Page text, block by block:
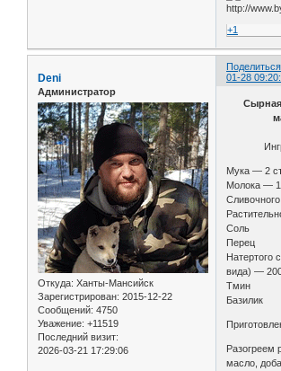
+1
Поделиться
01-28
Deni
Администратор
Откуда: Ханты-Мансийск
Зарегистрирован: 2015-12-22
Сообщений: 4750
Уважение: +11519
Последний визит:
2026-03-21 17:29:06
Мука — 2
Молока — 1
Соль
Перец
Натертого
вида) —
Тмин
Базилик
Разогреем
масло,